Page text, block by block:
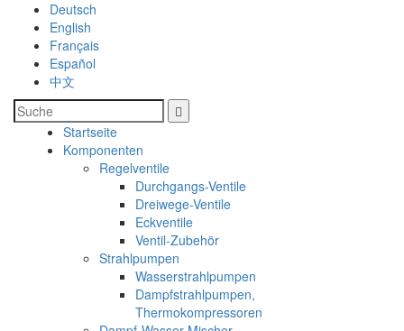
Deutsch
English
Français
Español
中文
Startseite
Komponenten
Regelventile
Durchgangs-Ventile
Dreiwege-Ventile
Eckventile
Ventil-Zubehör
Strahlpumpen
Wasserstrahlpumpen
Dampfstrahlpumpen,
Thermokompressoren